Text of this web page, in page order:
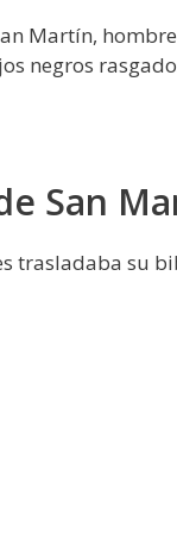
Martín,
negros
San
trasladaba su